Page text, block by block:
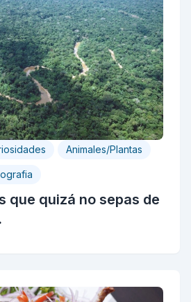
Animales/Plantas
que quizá no sepas de